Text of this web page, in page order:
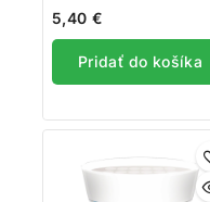
0
5
5,40 €
Pridať do košíka